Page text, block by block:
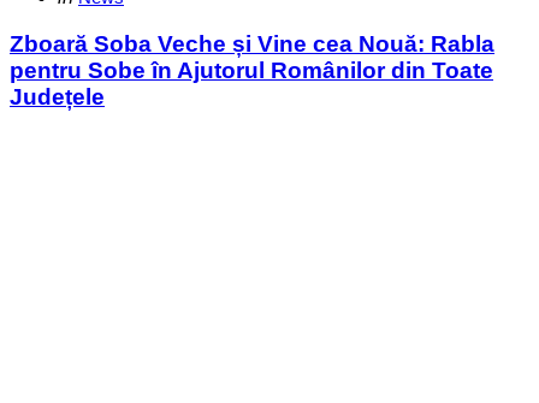
Zboară Soba Veche și Vine cea Nouă: Rabla
pentru Sobe în Ajutorul Românilor din Toate
Județele